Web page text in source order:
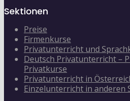
Sektionen
Preise
Firmenkurse
Privatunterricht und
Deutsch Privatunterricht –
Privatkurse
Privatunterricht in
Einzelunterricht in anderen